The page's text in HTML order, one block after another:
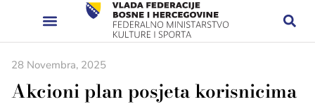
28 Novembra, 2025
Akcioni plan posjeta korisnicima